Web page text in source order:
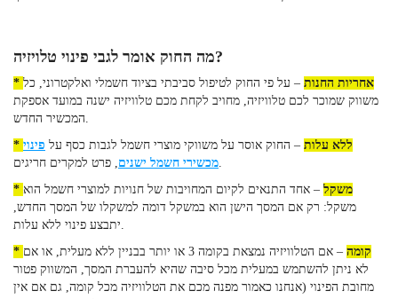
מה החוק אומר לגבי פינוי טלויזיה?
* אחריות החנות – על פי החוק לטיפול סביבתי בציוד חשמלי ואלקטרוני, כל
משווק שמוכר לכם טלוויזיה, מחויב לקחת מכם טלוויזיה ישנה במועד אספקת
* ללא עלות – החוק אוסר על משווקי מוצרי חשמל לגבות כסף על פינוי
מכשירי חשמל ישנים
* משקל – אחד התנאים לקיום המחויבות של חנויות למוצרי חשמל הוא
משקל: רק אם המסך הישן הוא במשקל דומה למשקלו של המסך החדש,
* קומה
– אם הטלוויזיה נמצאת בקומה 3 או יותר בבניין ללא מעלית, או אם
לא ניתן להשתמש במעלית מכל סיבה שהיא להעברת המסך, המשווק פטור
מחובת הפינוי (אנחנו כאמור מפנה מכם את הטלוויזיה מכל קומה, גם אם אין